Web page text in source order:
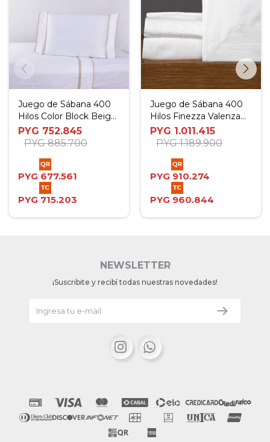
Juego de Sábana 400
Hilos Color Block Beige
- Full
PYG 752.845
PYG 885.700
PYG 677.561
PYG 715.203
Juego de Sábana 400
Hilos Finezza Valenza
Blanco - Queen
PYG 1.011.415
PYG 1.189.900
PYG 910.274
PYG 960.844
NEWSLETTER
¡Suscribite y recibí todas nuestras novedades!
 